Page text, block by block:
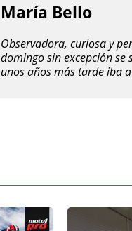
María Bello
Observadora, curiosa y
domingo sin excepción se
unos años más tarde iba